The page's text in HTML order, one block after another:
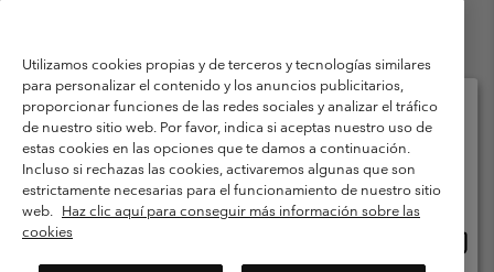
Condiciones de uso
Terminos de Venta
Garantía
Política de Privacidad
Términos y condiciones del programa de miembros
Términos De Uso Del Contenido Generado Por Los Usuarios
Impressum
Cookies Public CBCR
Utilizamos cookies propias y de terceros y tecnologías similares
para personalizar el contenido y los anuncios publicitarios,
proporcionar funciones de las redes sociales y analizar el tráfico
de nuestro sitio web. Por favor, indica si aceptas nuestro uso de
estas cookies en las opciones que te damos a continuación.
Incluso si rechazas las cookies, activaremos algunas que son
estrictamente necesarias para el funcionamiento de nuestro sitio
web. Haz clic aquí para conseguir más información sobre las
cookies
Selecciona tu país e idioma envío
Compras en línea disponibles